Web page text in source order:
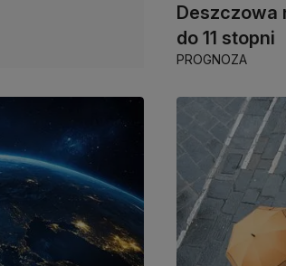
Deszczowa
do 11 stopni
PROGNOZA